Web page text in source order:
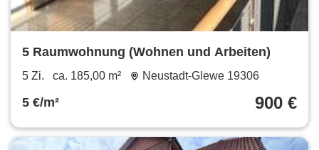
5 Raumwohnung (Wohnen und Arbeiten)
5 Zi. ca. 185,00 m² Neustadt-Glewe 19306
5 €/m² 900 €